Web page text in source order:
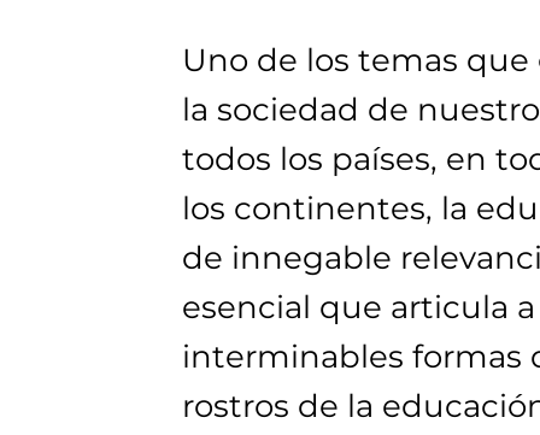
Uno de los temas
la sociedad de
todos los países, en
los continentes, la
de innegable
esencial que articula
interminables formas
rostros de la